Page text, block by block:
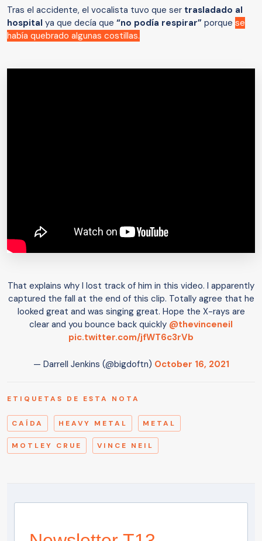
Tras el accidente, el vocalista tuvo que ser trasladado al
hospital ya que decía que “no podía respirar” porque se
había quebrado algunas costillas.
That explains why I lost track of him in this video. I apparently
captured the fall at the end of this clip. Totally agree that he
looked great and was singing great. Hope the X-rays are
clear and you bounce back quickly @thevinceneil
pic.twitter.com/jfWT6c3rVb
— Darrell Jenkins (@bigdoftn) October 16, 2021
ETIQUETAS DE ESTA NOTA
CAÍDA HEAVY METAL METAL
MOTLEY CRUE VINCE NEIL